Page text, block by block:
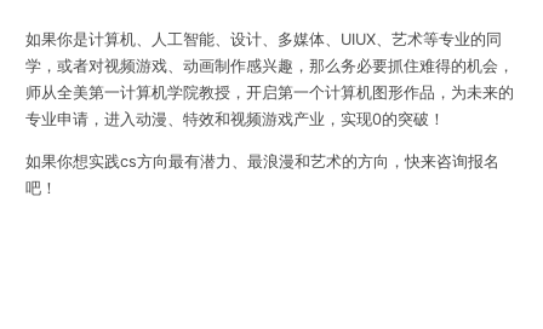
如果你是计算机、人工智能、设计、多媒体、UIUX、艺术等专业的同
学，或者对视频游戏、动画制作感兴趣，那么务必要抓住难得的机会，
师从全美第一计算机学院教授，开启第一个计算机图形作品，为未来的
专业申请，进入动漫、特效和视频游戏产业，实现0的突破！
如果你想实践cs方向最有潜力、最浪漫和艺术的方向，快来咨询报名
吧！